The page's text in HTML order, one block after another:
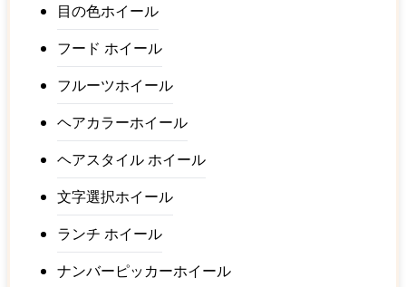
目の色ホイール
フード ホイール
フルーツホイール
ヘアカラーホイール
ヘアスタイル ホイール
文字選択ホイール
ランチ ホイール
ナンバーピッカーホイール